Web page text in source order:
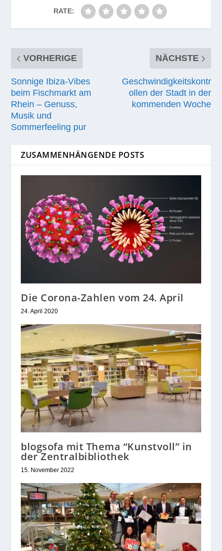
RATE:
VORHERIGE
Sonnige Ibiza-Vibes
beim Fischmarkt am
Rhein – Genuss,
Musik und
Sommerfeeling pur
NÄCHSTE
Geschwindigkeitskontr
ollen der Stadt in der
kommenden Woche
ZUSAMMENHÄNGENDE POSTS
Die Corona-Zahlen vom 24. April
24. April 2020
blogsofa mit Thema “Kunstvoll” in
der Zentralbibliothek
15. November 2022